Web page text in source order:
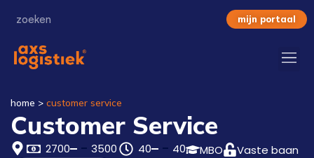
mijn portaal
home > customer service
Customer Service
2700 3500 40 40 MBO Vaste baan